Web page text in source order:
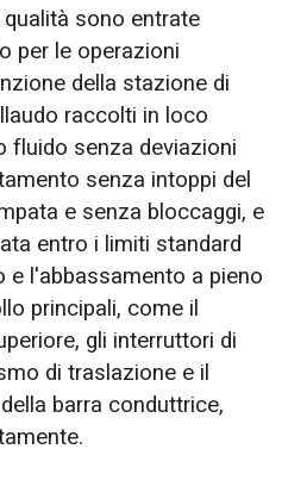
sono entrate
per le operazioni
della stazione di
raccolti in loco
fluido senza deviazioni
senza intoppi del
e senza bloccaggi, e
entro i limiti standard
e l'abbassamento a pieno
principali, come il
gli interruttori di
di traslazione e il
barra conduttrice,